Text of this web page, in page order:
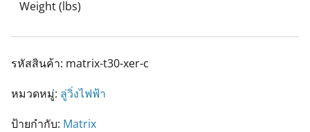
Weight (lbs)
รหัสสินค้า: matrix-t30-xer-c
หมวดหมู่: ลู่วิ่งไฟฟ้า
ป้ายกำกับ: Matrix